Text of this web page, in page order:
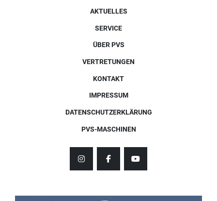
AKTUELLES
SERVICE
ÜBER PVS
VERTRETUNGEN
KONTAKT
IMPRESSUM
DATENSCHUTZERKLÄRUNG
PVS-MASCHINEN
instagramfacebookyoutube